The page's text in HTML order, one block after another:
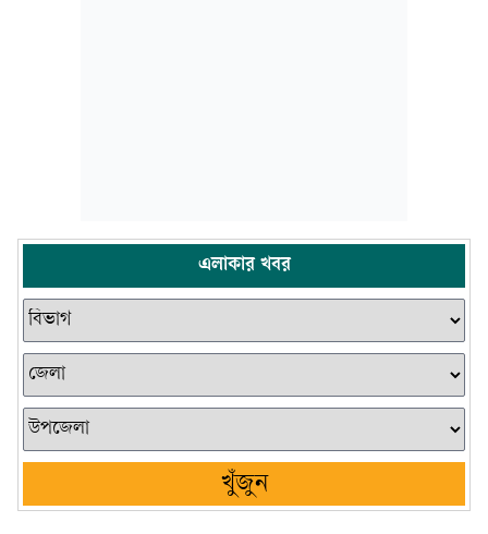
এলাকার খবর
খুঁজুন